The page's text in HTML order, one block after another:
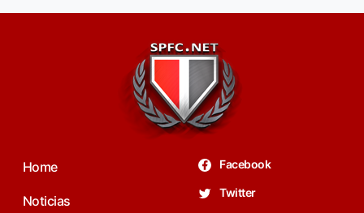
Home
Noticias
Facebook
Twitter